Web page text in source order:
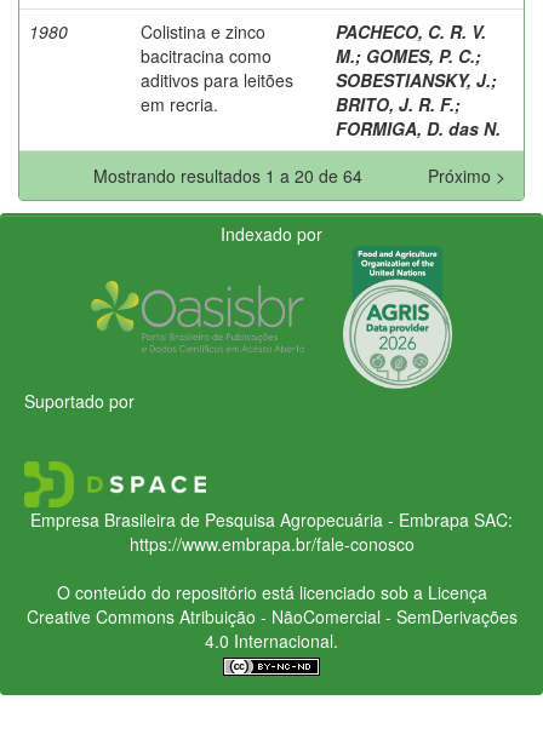
1980
Colistina e zinco
bacitracina como
aditivos para leitões
em recria.
PACHECO, C. R. V.
M.; GOMES, P. C.;
SOBESTIANSKY, J.;
BRITO, J. R. F.;
FORMIGA, D. das N.
Mostrando resultados 1 a 20 de 64
Próximo >
Indexado por
Suportado por
Empresa Brasileira de Pesquisa Agropecuária - Embrapa SAC:
https://www.embrapa.br/fale-conosco
O conteúdo do repositório está licenciado sob a Licença
Creative CommonsAtribuição - NãoComercial - SemDerivações
4.0 Internacional.